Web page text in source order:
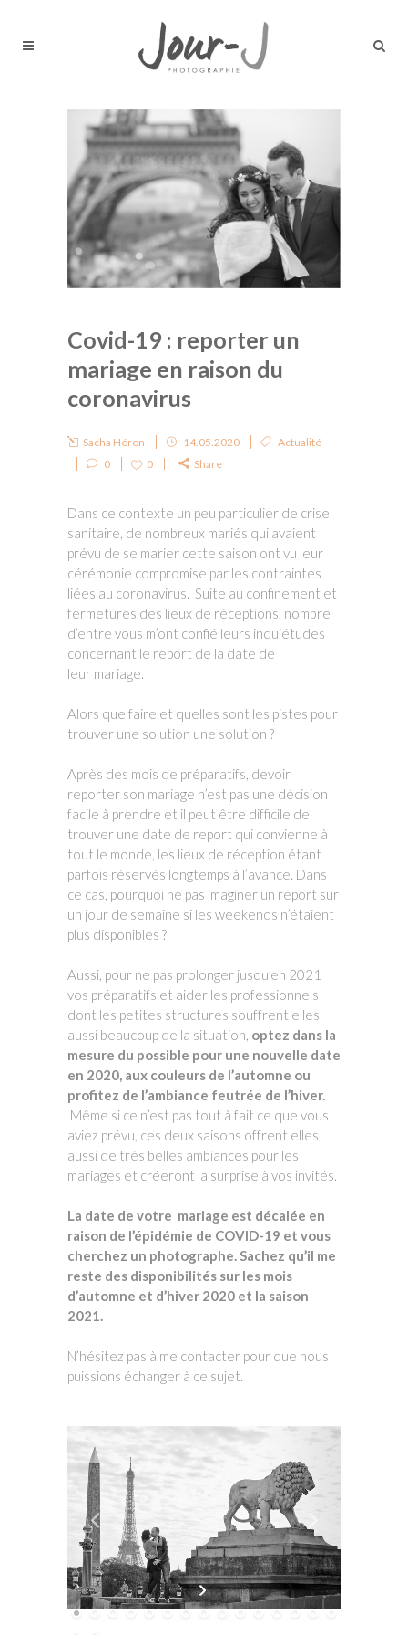
Covid-19 : reporter un
mariage en raison du
coronavirus
Sacha Héron 14.05.2020
Actualité
0
0 Share
Dans ce contexte un peu particulier de crise
sanitaire, de nombreux mariés qui avaient
prévu de se marier cette saison ont vu leur
cérémonie compromise par les contraintes
liées au coronavirus. Suite au confinement et
fermetures des lieux de réceptions, nombre
d’entre vous m’ont confié leurs inquiétudes
concernant le report de la date de
leur mariage.
Alors que faire et quelles sont les pistes pour
trouver une solution une solution ?
Après des mois de préparatifs, devoir
reporter son mariage n’est pas une décision
facile à prendre et il peut être difficile de
trouver une date de report qui convienne à
tout le monde, les lieux de réception étant
parfois réservés longtemps à l’avance. Dans
ce cas, pourquoi ne pas imaginer un report sur
un jour de semaine si les weekends n’étaient
plus disponibles ?
Aussi, pour ne pas prolonger jusqu’en 2021
vos préparatifs et aider les professionnels
dont les petites structures souffrent elles
aussi beaucoup de la situation, optez dans la
mesure du possible pour une nouvelle date
en 2020, aux couleurs de l’automne ou
profitez de l’ambiance feutrée de l’hiver.
Même si ce n’est pas tout à fait ce que vous
aviez prévu, ces deux saisons offrent elles
aussi de très belles ambiances pour les
mariages et créeront la surprise à vos invités.
La date de votre mariage est décalée en
raison de l’épidémie de COVID-19 et vous
cherchez un photographe. Sachez qu’il me
reste des disponibilités sur les mois
d’automne et d’hiver 2020 et la saison
2021.
N’hésitez pas à me contacter pour que nous
puissions échanger à ce sujet.